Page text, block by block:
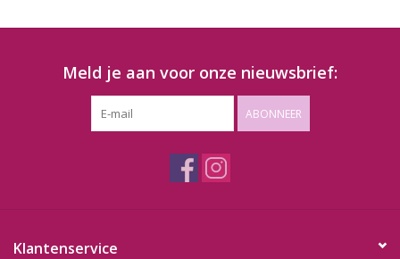
Meld je aan voor onze nieuwsbrief:
ABONNEER
Klantenservice